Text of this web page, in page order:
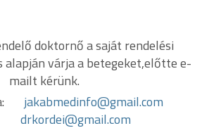
doktornő a saját rendelési
alapján várja a betegeket,előtte e-
mailt kérünk.
jakabmedinfo@gmail.com
drkordei@gmail.com